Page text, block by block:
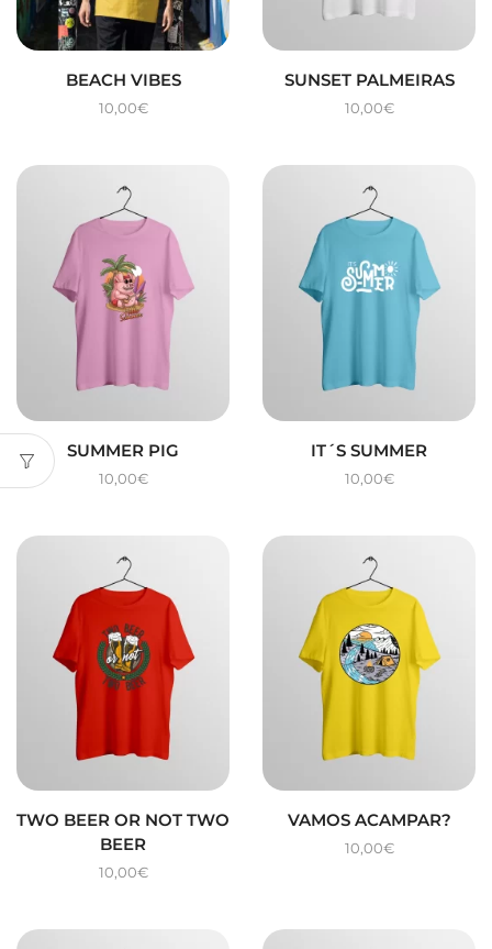
BEACH VIBES
10,00€
SUNSET PALMEIRAS
10,00€
SUMMER PIG
10,00€
IT´S SUMMER
10,00€
TWO BEER OR NOT TWO
BEER
10,00€
VAMOS ACAMPAR?
10,00€